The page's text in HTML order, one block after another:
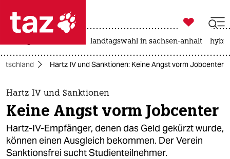
 taz zahl ich
taz zahl ich
themen
politik
öko

taz zahl ich
landtagswahl in sachsen-anhalt
Hartz IV und Sanktionen: Keine Angst vorm Jobcenter
Hartz IV und Sanktionen
Keine Angst vorm Jobcenter
Hartz-IV-Empfänger, denen das Geld gekürzt wurde,
können einen Ausgleich bekommen. Der Verein
Sanktionsfrei sucht Studienteilnehmer.